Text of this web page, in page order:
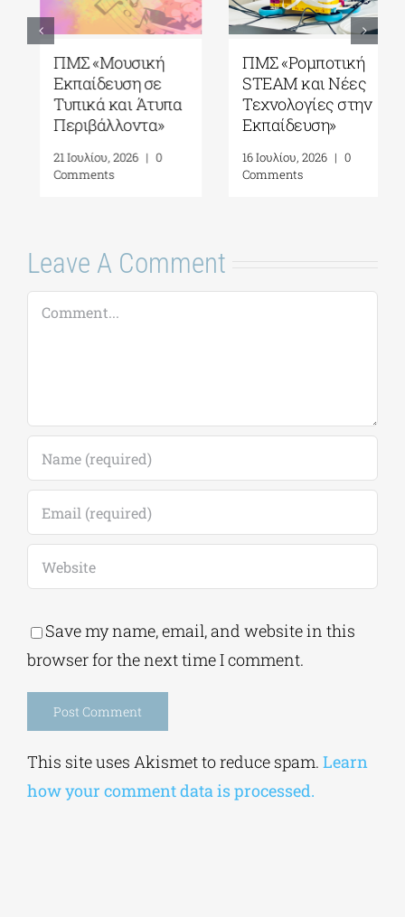
ΠΜΣ «Μουσική
Εκπαίδευση σε
Τυπικά και Άτυπα
Περιβάλλοντα»
21 Ιουλίου, 2026 |
0
Comments
ΠΜΣ «Ρομποτική
STEAM και Νέες
Τεχνολογίες στην
Εκπαίδευση»
16 Ιουλίου, 2026 |
0
Comments
Leave A Comment
Comment
Save my name, email, and website in this
browser for the next time I comment.
This site uses Akismet to reduce spam. Learn
how your comment data is processed.